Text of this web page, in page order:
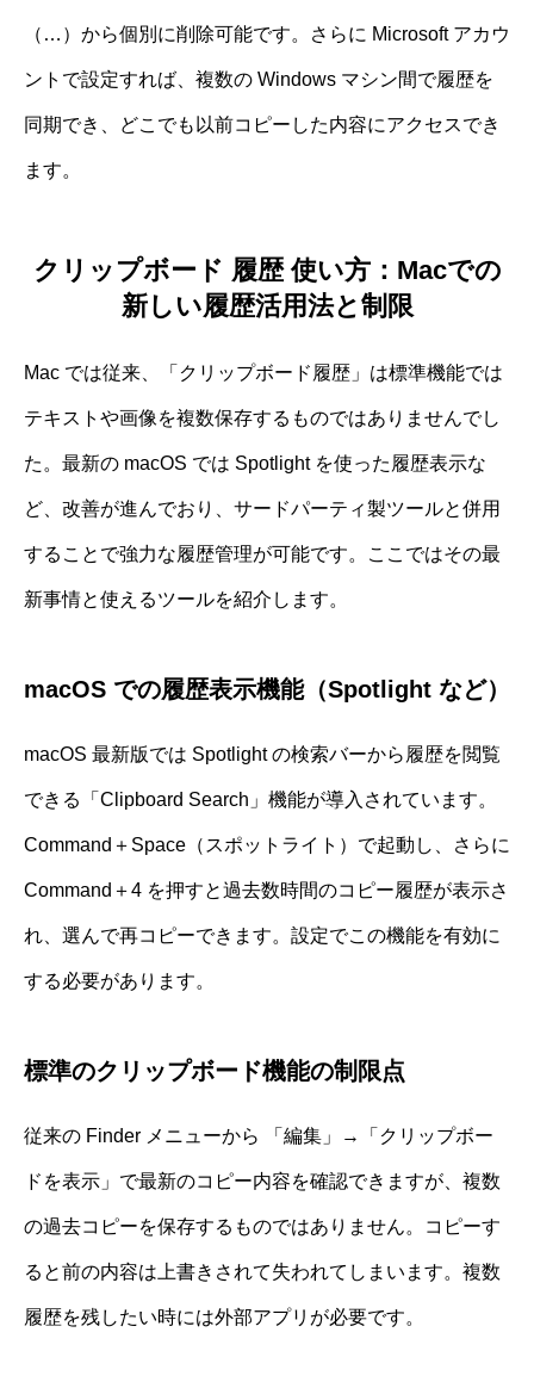
（…）から個別に削除可能です。さらに Microsoft アカウ
ントで設定すれば、複数の Windows マシン間で履歴を
同期でき、どこでも以前コピーした内容にアクセスでき
ます。
クリップボード 履歴 使い方：Macでの
新しい履歴活用法と制限
Mac では従来、「クリップボード履歴」は標準機能では
テキストや画像を複数保存するものではありませんでし
た。最新の macOS では Spotlight を使った履歴表示な
ど、改善が進んでおり、サードパーティ製ツールと併用
することで強力な履歴管理が可能です。ここではその最
新事情と使えるツールを紹介します。
macOS での履歴表示機能（Spotlight など）
macOS 最新版では Spotlight の検索バーから履歴を閲覧
できる「Clipboard Search」機能が導入されています。
Command＋Space（スポットライト）で起動し、さらに
Command＋4 を押すと過去数時間のコピー履歴が表示さ
れ、選んで再コピーできます。設定でこの機能を有効に
する必要があります。
標準のクリップボード機能の制限点
従来の Finder メニューから 「編集」→「クリップボー
ドを表示」で最新のコピー内容を確認できますが、複数
の過去コピーを保存するものではありません。コピーす
ると前の内容は上書きされて失われてしまいます。複数
履歴を残したい時には外部アプリが必要です。